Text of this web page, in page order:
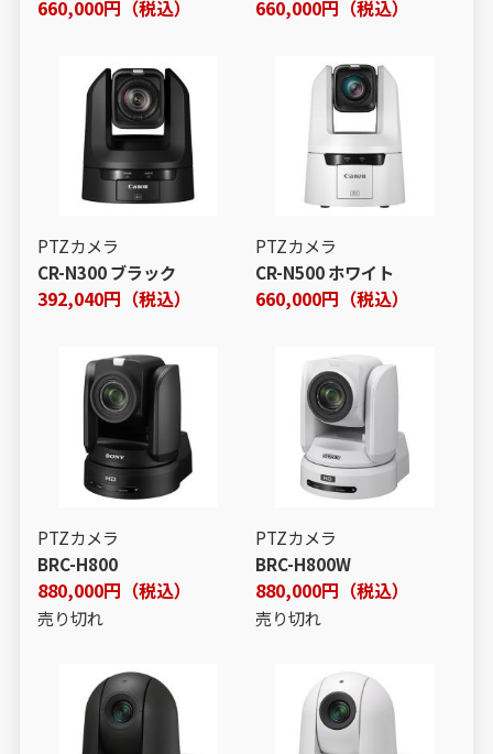
660,000円（税込） 660,000円（税込）
PTZカメラ
CR-N300 ブラック
392,040円（税込）
PTZカメラ
CR-N500 ホワイト
660,000円（税込）
PTZカメラ
BRC-H800
880,000円（税込）
売り切れ
PTZカメラ
BRC-H800W
880,000円（税込）
売り切れ